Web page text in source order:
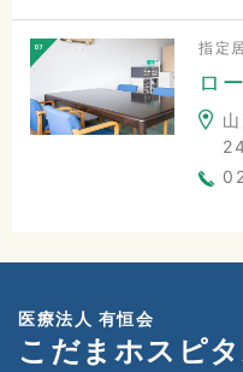
指定
ロ
医療法人 有恒会
こだまホスピ